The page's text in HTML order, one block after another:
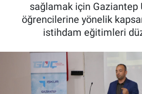
sağlamak için Gaziantep
öğrencilerine yönelik
istihdam eğitimleri
EĞİTİM
KÜLTÜR - SANAT